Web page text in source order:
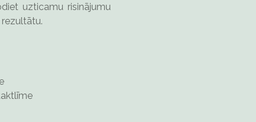
uzticamu risinājumu